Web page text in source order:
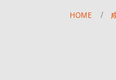
HOME